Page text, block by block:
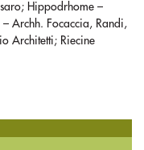
Hippodrhome –
– Archh. Focaccia, Randi,
Architetti; Riecine